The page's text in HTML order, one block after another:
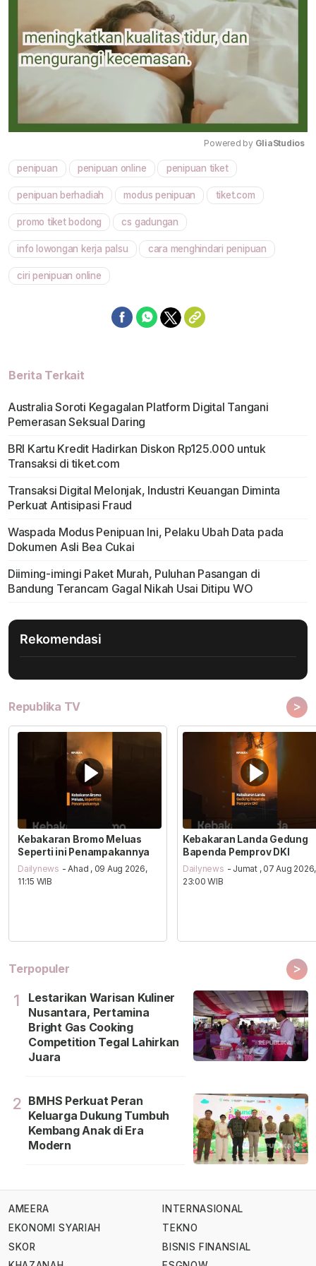
Powered by GliaStudios
penipuan penipuan online penipuan tiket
penipuan berhadiah modus penipuan tiket.com
promo tiket bodong cs gadungan
info lowongan kerja palsu cara menghindari penipuan
ciri penipuan online
Berita Terkait
Australia Soroti Kegagalan Platform Digital Tangani
Pemerasan Seksual Daring
BRI Kartu Kredit Hadirkan Diskon Rp125.000 untuk
Transaksi di tiket.com
Transaksi Digital Melonjak, Industri Keuangan Diminta
Perkuat Antisipasi Fraud
Waspada Modus Penipuan Ini, Pelaku Ubah Data pada
Dokumen Asli Bea Cukai
Diiming-imingi Paket Murah, Puluhan Pasangan di
Bandung Terancam Gagal Nikah Usai Ditipu WO
Rekomendasi
Republika TV >
Kebakaran Bromo Meluas
Seperti ini Penampakannya
Dailynews - Ahad , 09 Aug 2026,
11:15 WIB
Kebakaran Landa Gedung
Bapenda Pemprov DKI
Dailynews - Jumat , 07 Aug 2026,
23:00 WIB
Terpopuler >
1
Lestarikan Warisan Kuliner
Nusantara, Pertamina
Bright Gas Cooking
Competition Tegal Lahirkan
Juara
2 BMHS Perkuat Peran
Keluarga Dukung Tumbuh
Kembang Anak di Era
Modern
AMEERA
EKONOMI SYARIAH
SKOR
INTERNASIONAL
TEKNO
BISNIS FINANSIAL